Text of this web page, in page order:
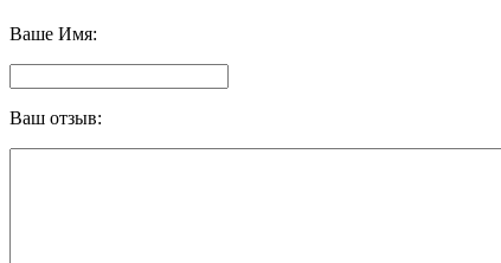
Ваше Имя:
Ваш отзыв: